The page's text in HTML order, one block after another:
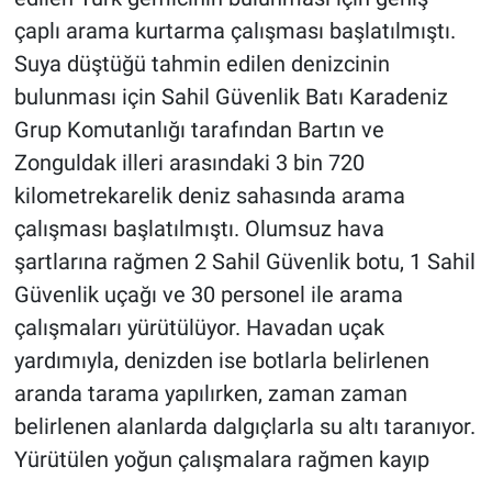
çaplı arama kurtarma çalışması başlatılmıştı.
Suya düştüğü tahmin edilen denizcinin
bulunması için Sahil Güvenlik Batı Karadeniz
Grup Komutanlığı tarafından Bartın ve
Zonguldak illeri arasındaki 3 bin 720
kilometrekarelik deniz sahasında arama
çalışması başlatılmıştı. Olumsuz hava
şartlarına rağmen 2 Sahil Güvenlik botu, 1 Sahil
Güvenlik uçağı ve 30 personel ile arama
çalışmaları yürütülüyor. Havadan uçak
yardımıyla, denizden ise botlarla belirlenen
aranda tarama yapılırken, zaman zaman
belirlenen alanlarda dalgıçlarla su altı taranıyor.
Yürütülen yoğun çalışmalara rağmen kayıp